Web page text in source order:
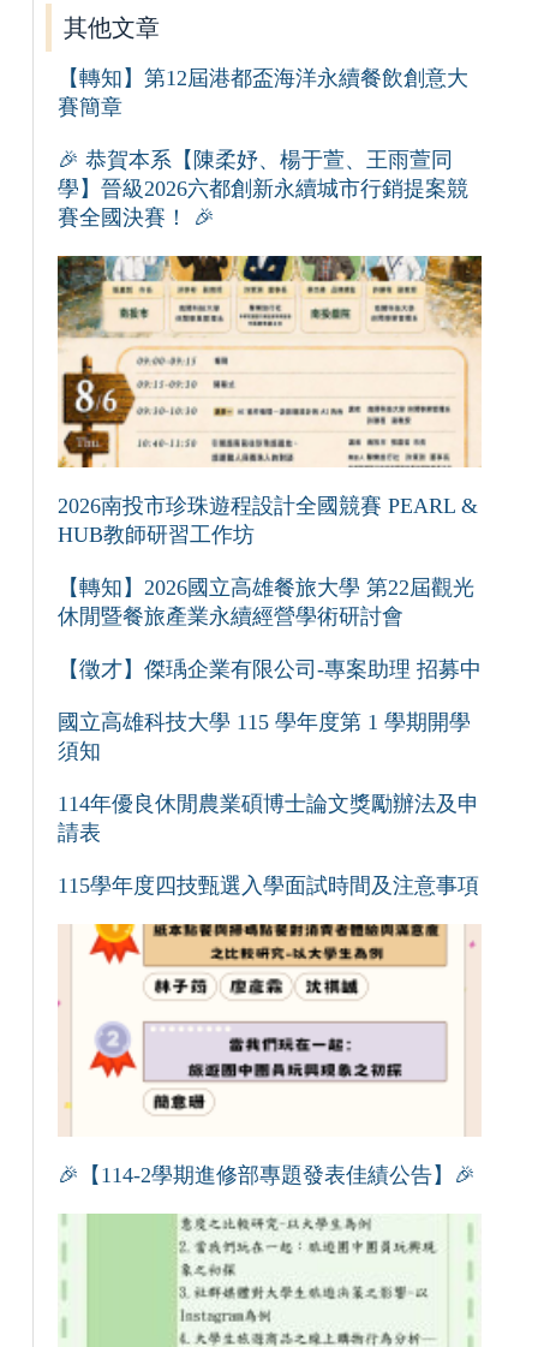
其他文章
【轉知】第12屆港都盃海洋永續餐飲創意大
賽簡章
🎉 恭賀本系【陳柔妤、楊于萱、王雨萱同
學】晉級2026六都創新永續城市行銷提案競
賽全國決賽！ 🎉
2026南投市珍珠遊程設計全國競賽 PEARL &
HUB教師研習工作坊
【轉知】2026國立高雄餐旅大學 第22屆觀光
休閒暨餐旅產業永續經營學術研討會
【徵才】傑瑀企業有限公司-專案助理 招募中
國立高雄科技大學 115 學年度第 1 學期開學
須知
114年優良休閒農業碩博士論文獎勵辦法及申
請表
115學年度四技甄選入學面試時間及注意事項
🎉【114-2學期進修部專題發表佳績公告】🎉